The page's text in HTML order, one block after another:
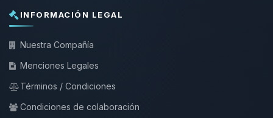
INFORMACIÓN LEGAL
Nuestra Compañía
Menciones Legales
Términos / Condiciones
Condiciones de colaboración